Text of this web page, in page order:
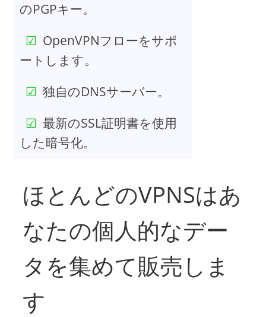
のPGPキー。
OpenVPNフローをサポ
ートします。
独自のDNSサーバー。
最新のSSL証明書を使用
した暗号化。
ほとんどのVPNSはあ
なたの個人的なデー
タを集めて販売しま
す